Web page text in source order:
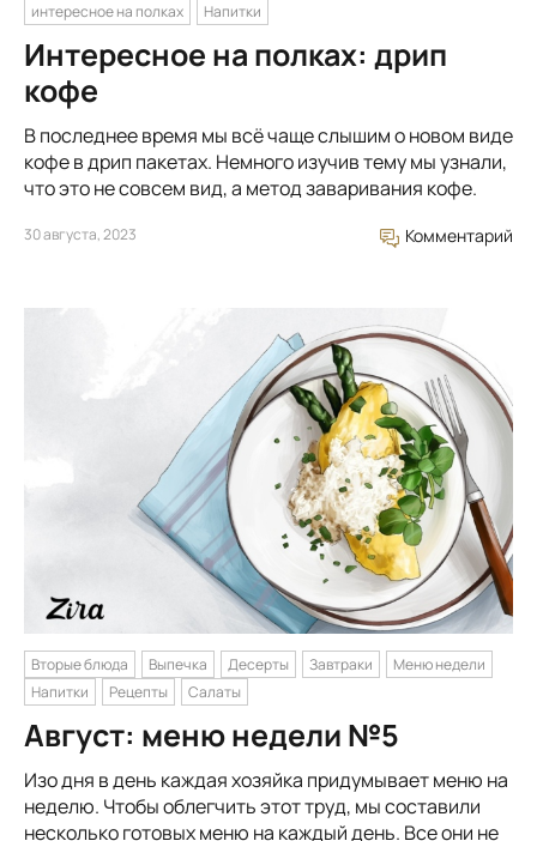
интересное на полках Напитки
Интересное на полках: дрип
кофе
В последнее время мы всё чаще слышим о новом виде
кофе в дрип пакетах. Немного изучив тему мы узнали,
что это не совсем вид, а метод заваривания кофе.
30 августа, 2023 Комментарий
Вторые блюда Выпечка Десерты Завтраки
Меню недели
Напитки
Рецепты Салаты
Август: меню недели №5
Изо дня в день каждая хозяйка придумывает меню на
неделю. Чтобы облегчить этот труд, мы составили
несколько готовых меню на каждый день. Все они не